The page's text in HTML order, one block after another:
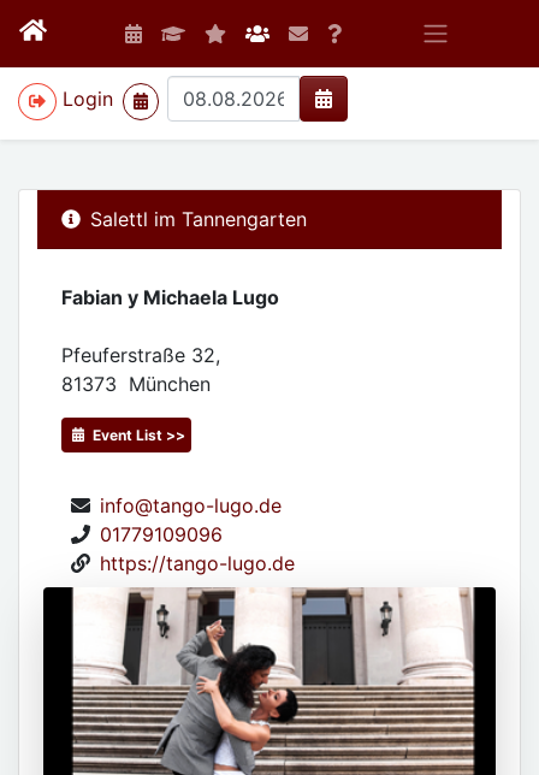
Login
>
Salettl im Tannengarten
Fabian y Michaela Lugo
Pfeuferstraße 32,
81373 München
Event List >>
info@tango-lugo.de
01779109096
https://tango-lugo.de